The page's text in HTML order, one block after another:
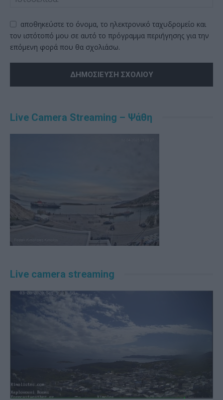
αποθηκεύστε το όνομα, το ηλεκτρονικό ταχυδρομείο και
τον ιστότοπό μου σε αυτό το πρόγραμμα περιήγησης για την
επόμενη φορά που θα σχολιάσω.
Live Camera Streaming – Ψάθη
Live camera streaming